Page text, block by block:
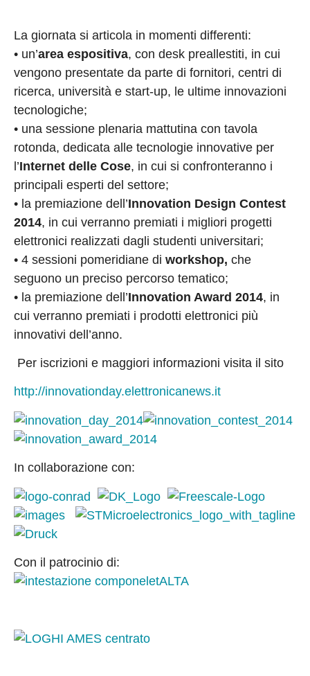
La giornata si articola in momenti differenti:
• un’area espositiva, con desk preallestiti, in cui
vengono presentate da parte di fornitori, centri di
ricerca, università e start-up, le ultime innovazioni
tecnologiche;
• una sessione plenaria mattutina con tavola
rotonda, dedicata alle tecnologie innovative per
l’Internet delle Cose, in cui si confronteranno i
principali esperti del settore;
• la premiazione dell’Innovation Design Contest
2014, in cui verranno premiati i migliori progetti
elettronici realizzati dagli studenti universitari;
• 4 sessioni pomeridiane di workshop, che
seguono un preciso percorso tematico;
• la premiazione dell’Innovation Award 2014, in
cui verranno premiati i prodotti elettronici più
innovativi dell’anno.
Per iscrizioni e maggiori informazioni visita il sito
http://innovationday.elettronicanews.it
In collaborazione con:
Con il patrocinio di: